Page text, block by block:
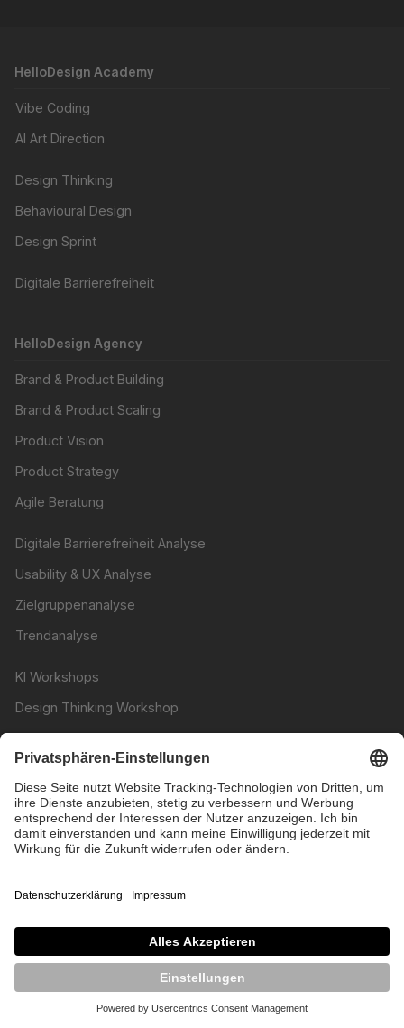
HelloDesign Academy
Vibe Coding
AI Art Direction
Design Thinking
Behavioural Design
Design Sprint
Digitale Barrierefreiheit
HelloDesign Agency
Brand & Product Building
Brand & Product Scaling
Product Vision
Product Strategy
Agile Beratung
Digitale Barrierefreiheit Analyse
Usability & UX Analyse
Zielgruppenanalyse
Trendanalyse
KI Workshops
Design Thinking Workshop
Design Sprints
Customer Journey Workshop
Persona Workshop
Nudging Workshop
Branding Workshop
UX / UI Design
Design System Entwicklung
User Research
Markenkommunikation